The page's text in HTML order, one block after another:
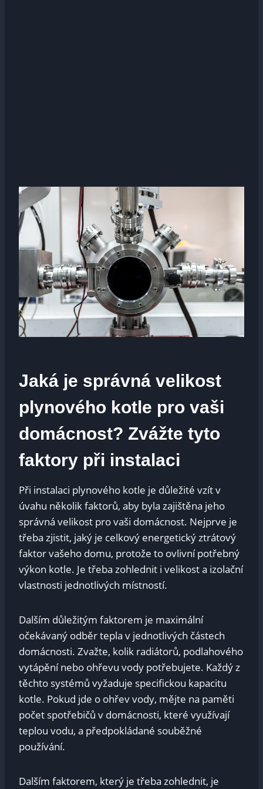
Jaká je správná velikost
plynového kotle pro vaši
domácnost? Zvážte tyto
faktory při instalaci
Při instalaci plynového kotle je důležité vzít v
úvahu několik faktorů, aby byla zajištěna jeho
správná velikost pro vaši domácnost. Nejprve je
třeba zjistit, jaký je celkový energetický ztrátový
faktor vašeho domu, protože to ovlivní potřebný
výkon kotle. Je třeba zohlednit i velikost a izolační
vlastnosti jednotlivých místností.
Dalším důležitým faktorem je maximální
očekávaný odběr tepla v jednotlivých částech
domácnosti. Zvažte, kolik radiátorů, podlahového
vytápění nebo ohřevu vody potřebujete. Každý z
těchto systémů vyžaduje specifickou kapacitu
kotle. Pokud jde o ohřev vody, mějte na paměti
počet spotřebičů v domácnosti, které využívají
teplou vodu, a předpokládané souběžné
používání.
Dalším faktorem, který je třeba zohlednit, je